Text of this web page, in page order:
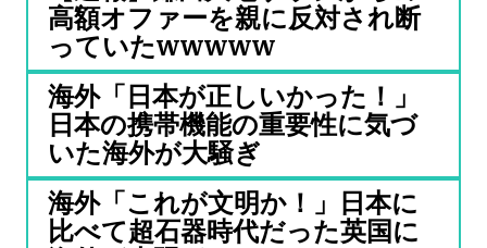
高額オファーを親に反対され断
っていたwwwww
海外「日本が正しいかった！」
日本の携帯機能の重要性に気づ
いた海外が大騒ぎ
海外「これが文明か！」日本に
比べて超石器時代だった英国に